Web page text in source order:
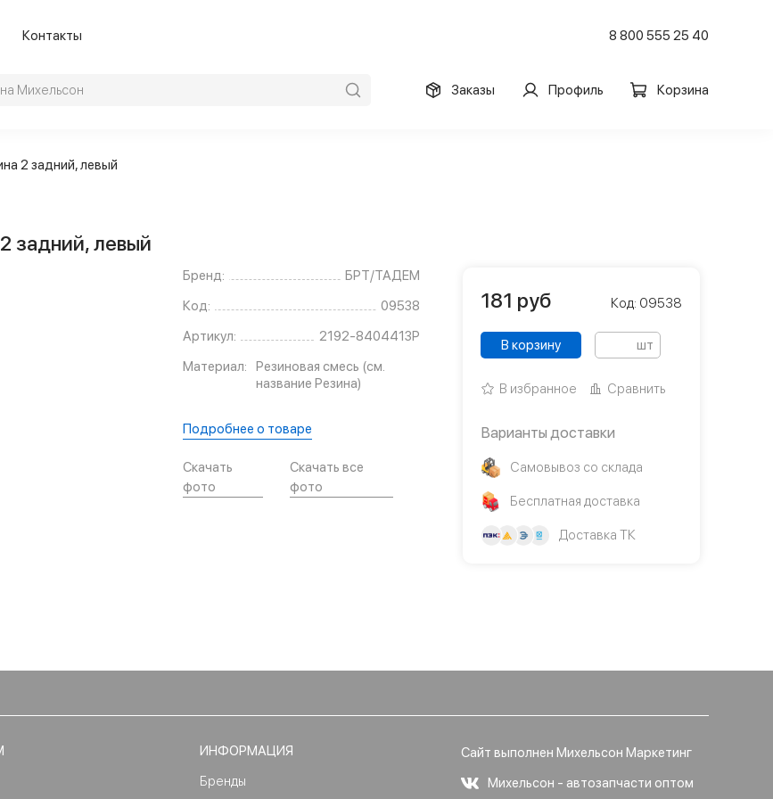
Контакты 8 800 555 25 40
Заказы Профиль Корзина
2 задний, левый
задний, левый
Бренд:
БРТ/ТАДЕМ
Код:
09538
Артикул:
2192-8404413Р
Материал:
Резиновая смесь (см.
название Резина)
Подробнее о товаре
Скачать
фото
Скачать все
фото
181 руб Код: 09538
В корзину шт
В избранное Сравнить
Варианты доставки
Самовывоз со склада
Бесплатная доставка
Доставка ТК
ИНФОРМАЦИЯ
Бренды
Сайт выполнен Михельсон Маркетинг
Михельсон - автозапчасти оптом